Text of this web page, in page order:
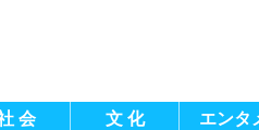
会 文 化 エンタ